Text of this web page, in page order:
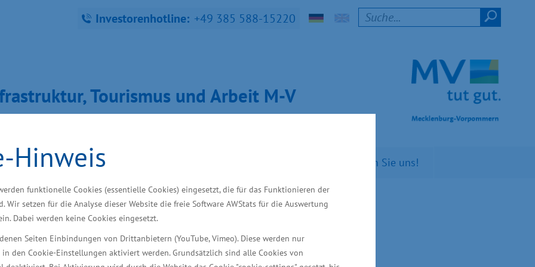
Hinweis
funktionelle Cookies (essentielle Cookies) eingesetzt, die für das Funktionieren der
Wir setzen für die Analyse dieser Website die freie Software AWStats für die Auswertung
Dabei werden keine Cookies eingesetzt.
Seiten Einbindungen von Drittanbietern (YouTube, Vimeo). Diese werden nur
in den Cookie-Einstellungen aktiviert werden. Grundsätzlich sind alle Cookies von
Investorenhotline: +49 385 588-15220
Tou­ris­mus und Ar­beit M-V
finden Starke Branchen Kontaktieren Sie uns!